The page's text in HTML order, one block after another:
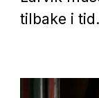
tilbake i tid.